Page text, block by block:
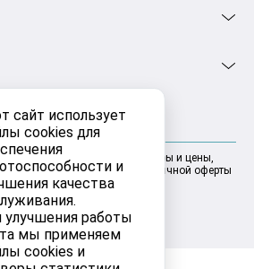
сайт использует
cookies для
и
качества
улучшения работы
мы применяем
cookies и
2026 © Информация, товары и цены,
не являются договором публичной оферты